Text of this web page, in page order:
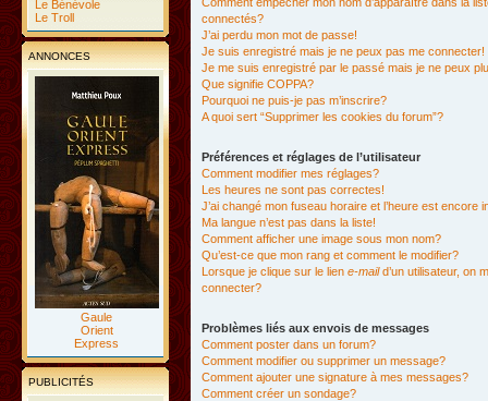
Le Bénévole
Le Troll
ANNONCES
Gaule
Orient
Express
PUBLICITÉS
connectés?
J’ai perdu mon mot de passe!
Je suis enregistré mais je ne peux pas me connecter!
Je me suis enregistré par le passé mais je ne peux
Que signifie COPPA?
Pourquoi ne puis-je pas m’inscrire?
A quoi sert “Supprimer les cookies du forum”?
Préférences et réglages de l’utilisateur
Comment modifier mes réglages?
Les heures ne sont pas correctes!
J’ai changé mon fuseau horaire et l’heure est encore
Ma langue n’est pas dans la liste!
Comment afficher une image sous mon nom?
Qu’est-ce que mon rang et comment le modifier?
Lorsque je clique sur le lien e-maild’un utilisateur, on
connecter?
Problèmes liés aux envois de messages
Comment poster dans un forum?
Comment modifier ou supprimer un message?
Comment ajouter une signature à mes messages?
Comment créer un sondage?